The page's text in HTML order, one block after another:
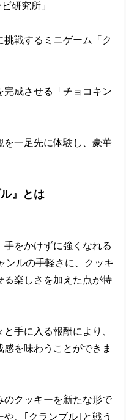
研究所」
戦するミニゲーム「ク
成させる「チョコキン
を一足先に体験し、豪華
』とは
手をかけずに強くなれる
ンルの手軽さに、クッキ
る楽しさを加えた点が特
手に入る報酬により、
を味わうことができま
のクッキーを新たな形で
、｢クランブル｣と戦う